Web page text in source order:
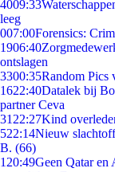
4009:33
leeg
007:00Forensics:
1906:40
ontslagen
3300:35Random Pics
1622:40Datalek bij
partner Ceva
31 22:27Kind
522:14Nieuw
B. (66)
1 20:49Geen Qatar en